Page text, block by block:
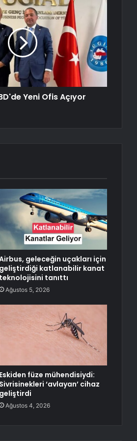
Yeni Ofis Açıyor
geleceğin uçakları için
geliştirdiği katlanabilir kanat
teknolojisini tanıttı
Ağustos 5, 2026
Eskiden füze mühendisiydi:
Sivrisinekleri ‘avlayan’ cihaz
geliştirdi
Ağustos 4, 2026